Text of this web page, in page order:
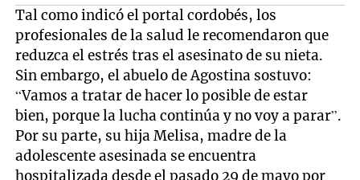
Tal como indicó el portal cordobés, los
profesionales de la salud le recomendaron que
reduzca el estrés tras el asesinato de su nieta.
Sin embargo, el abuelo de Agostina sostuvo:
“Vamos a tratar de hacer lo posible de estar
bien, porque la lucha continúa y no voy a parar”.
Por su parte, su hija Melisa, madre de la
adolescente asesinada se encuentra
hospitalizada desde el pasado 29 de mayo por